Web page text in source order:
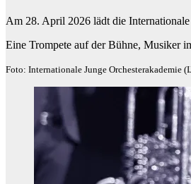
Am 28. April 2026 lädt die
Eine Trompete auf der Bühne, Musiker
Foto: Internationale Junge Orchesterakademie